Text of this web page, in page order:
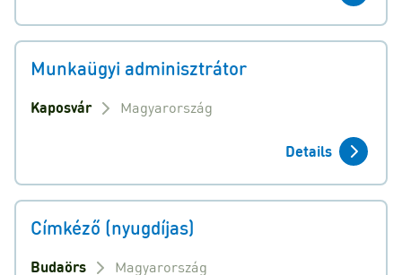
Munkaügyi adminisztrátor
Kaposvár Magyarország
Details
Címkéző (nyugdíjas)
Budaörs Magyarország